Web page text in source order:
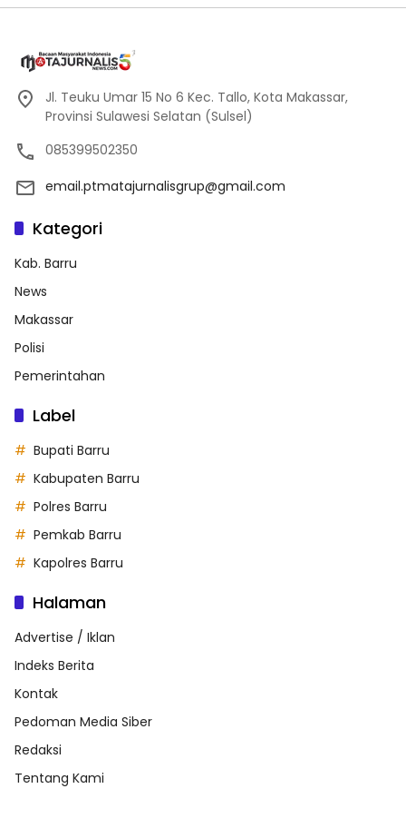
Jl. Teuku Umar 15 No 6 Kec. Tallo, Kota Makassar,
Provinsi Sulawesi Selatan (Sulsel)
085399502350
email.ptmatajurnalisgrup@gmail.com
Kategori
Kab. Barru
News
Makassar
Polisi
Pemerintahan
Label
Bupati Barru
Kabupaten Barru
Polres Barru
Pemkab Barru
Kapolres Barru
Halaman
Advertise / Iklan
Indeks Berita
Kontak
Pedoman Media Siber
Redaksi
Tentang Kami